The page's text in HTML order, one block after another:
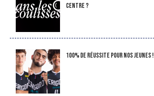
Centre ?
100% de réussite pour nos jeunes !